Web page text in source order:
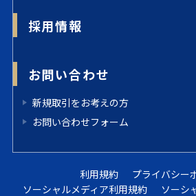
採用情報
お問い合わせ
新規取引をお考えの方
お問い合わせフォーム
利用規約
プライバシー
ソーシャルメディア利用規約
ソーシ